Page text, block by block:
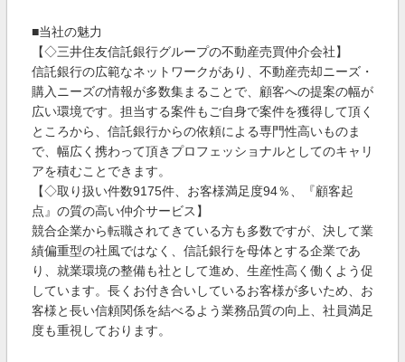
■当社の魅力
【◇三井住友信託銀行グループの不動産売買仲介会社】
信託銀行の広範なネットワークがあり、不動産売却ニーズ・
購入ニーズの情報が多数集まることで、顧客への提案の幅が
広い環境です。担当する案件もご自身で案件を獲得して頂く
ところから、信託銀行からの依頼による専門性高いものま
で、幅広く携わって頂きプロフェッショナルとしてのキャリ
アを積むことできます。
【◇取り扱い件数9175件、お客様満足度94％、『顧客起
点』の質の高い仲介サービス】
競合企業から転職されてきている方も多数ですが、決して業
績偏重型の社風ではなく、信託銀行を母体とする企業であ
り、就業環境の整備も社として進め、生産性高く働くよう促
しています。長くお付き合いしているお客様が多いため、お
客様と長い信頼関係を結べるよう業務品質の向上、社員満足
度も重視しております。